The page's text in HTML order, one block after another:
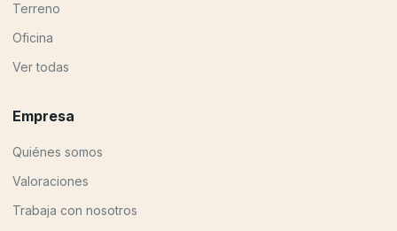
Terreno
Oficina
Ver todas
Empresa
Quiénes somos
Valoraciones
Trabaja con nosotros